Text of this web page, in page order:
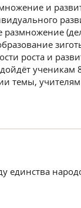
и
роста и
ученикам 8
темы, учителям
единства